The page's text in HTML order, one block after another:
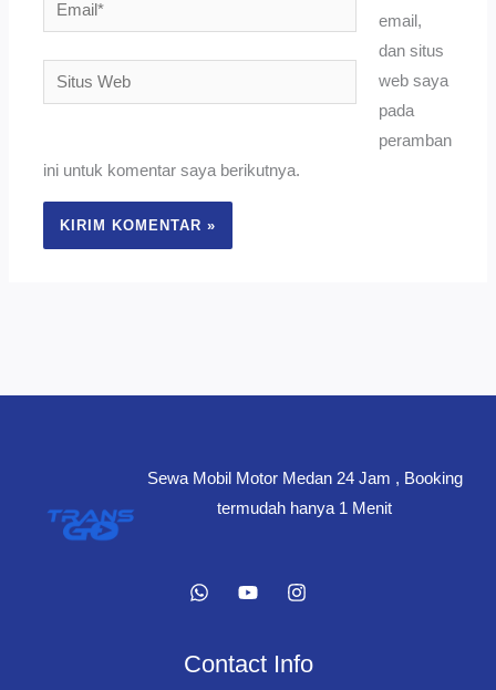
Situs
Web
email,
dan situs
web saya
pada
peramban
ini untuk komentar saya berikutnya.
Sewa Mobil Motor Medan 24 Jam , Booking
termudah hanya 1 Menit
Contact Info